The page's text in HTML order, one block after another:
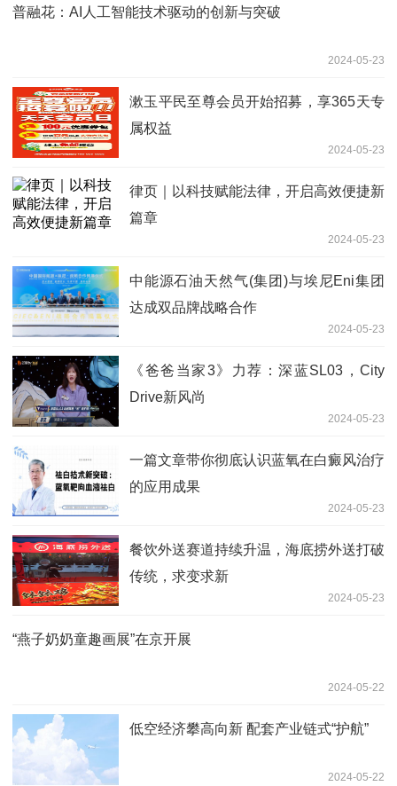
普融花：AI人工智能技术驱动的创新与突破
2024-05-23
漱玉平民至尊会员开始招募，享365天专
属权益
2024-05-23
律页｜以科技赋能法律，开启高效便捷新
篇章
2024-05-23
中能源石油天然气(集团)与埃尼Eni集团
达成双品牌战略合作
2024-05-23
《爸爸当家3》力荐：深蓝SL03，City
Drive新风尚
2024-05-23
一篇文章带你彻底认识蓝氧在白癜风治疗
的应用成果
2024-05-23
餐饮外送赛道持续升温，海底捞外送打破
传统，求变求新
2024-05-23
“燕子奶奶童趣画展”在京开展
2024-05-22
低空经济攀高向新 配套产业链式“护航”
2024-05-22